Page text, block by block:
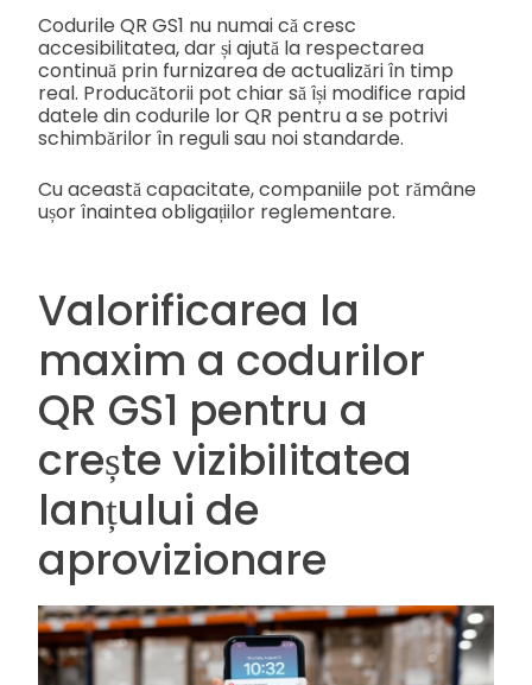
Codurile QR GS1 nu numai că cresc
accesibilitatea, dar și ajută la respectarea
continuă prin furnizarea de actualizări în timp
real. Producătorii pot chiar să își modifice rapid
datele din codurile lor QR pentru a se potrivi
schimbărilor în reguli sau noi standarde.
Cu această capacitate, companiile pot rămâne
ușor înaintea obligațiilor reglementare.
Valorificarea la
maxim a codurilor
QR GS1 pentru a
crește vizibilitatea
lanțului de
aprovizionare